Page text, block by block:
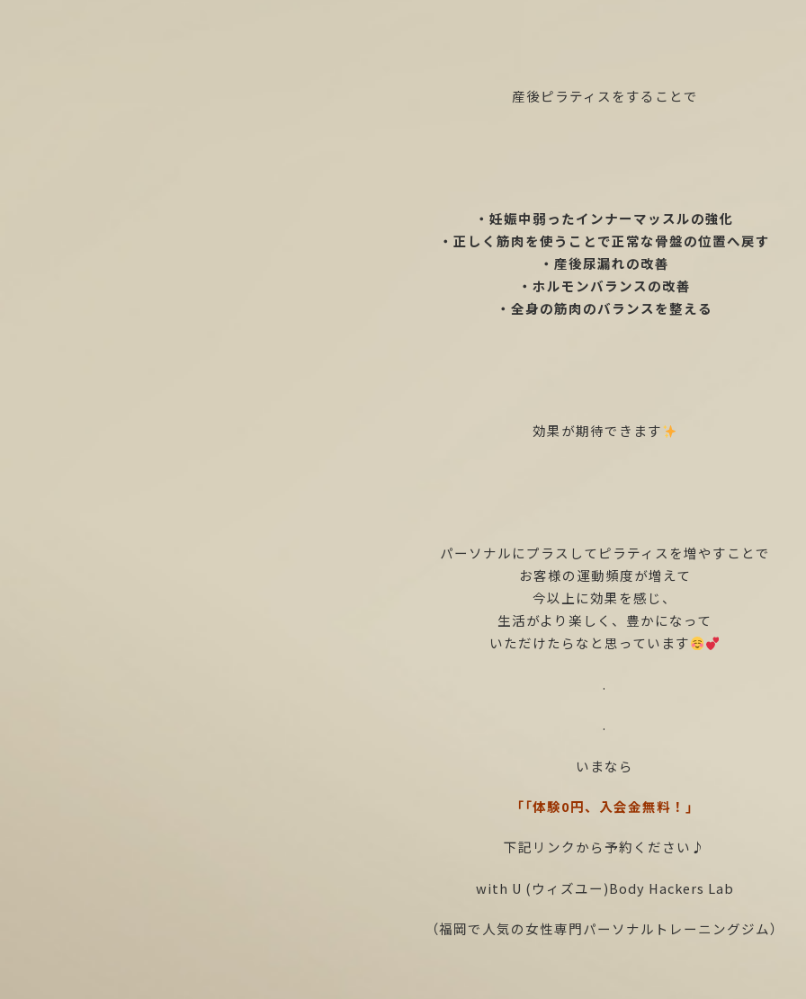
産後ピラティスをすることで
・妊娠中弱ったインナーマッスルの強化
・正しく筋肉を使うことで正常な骨盤の位置へ戻す
・産後尿漏れの改善
・ホルモンバランスの改善
・全身の筋肉のバランスを整える
効果が期待できます
パーソナルにプラスしてピラティスを増やすことで
お客様の運動頻度が増えて
今以上に効果を感じ、
生活がより楽しく、豊かになって
いただけたらなと思っています
.
.
いまなら
「「体験0円、入会金無料！」
下記リンクから予約ください♪
with U (ウィズユー)Body Hackers Lab
（福岡で人気の女性専門パーソナルトレーニングジム）